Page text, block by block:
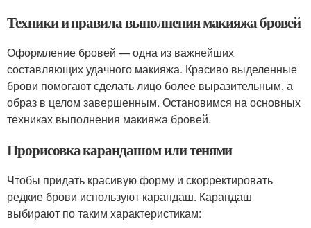
Техники и правила выполнения макияжа бровей
Оформление бровей — одна из важнейших
составляющих удачного макияжа. Красиво выделенные
брови помогают сделать лицо более выразительным, а
образ в целом завершенным. Остановимся на основных
техниках выполнения макияжа бровей.
Прорисовка карандашом или тенями
Чтобы придать красивую форму и скорректировать
редкие брови используют карандаш. Карандаш
выбирают по таким характеристикам: